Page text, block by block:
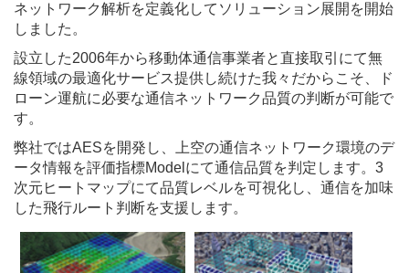
ネットワーク解析を定義化してソリューション展開を開始
しました。
設立した2006年から移動体通信事業者と直接取引にて無
線領域の最適化サービス提供し続けた我々だからこそ、ド
ローン運航に必要な通信ネットワーク品質の判断が可能で
す。
弊社ではAESを開発し、上空の通信ネットワーク環境のデ
ータ情報を評価指標Modelにて通信品質を判定します。3
次元ヒートマップにて品質レベルを可視化し、通信を加味
した飛行ルート判断を支援します。